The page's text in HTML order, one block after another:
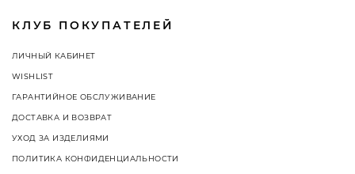
КЛУБ ПОКУПАТЕЛЕЙ
ЛИЧНЫЙ КАБИНЕТ
WISHLIST
ГАРАНТИЙНОЕ ОБСЛУЖИВАНИЕ
ДОСТАВКА И ВОЗВРАТ
УХОД ЗА ИЗДЕЛИЯМИ
ПОЛИТИКА КОНФИДЕНЦИАЛЬНОСТИ